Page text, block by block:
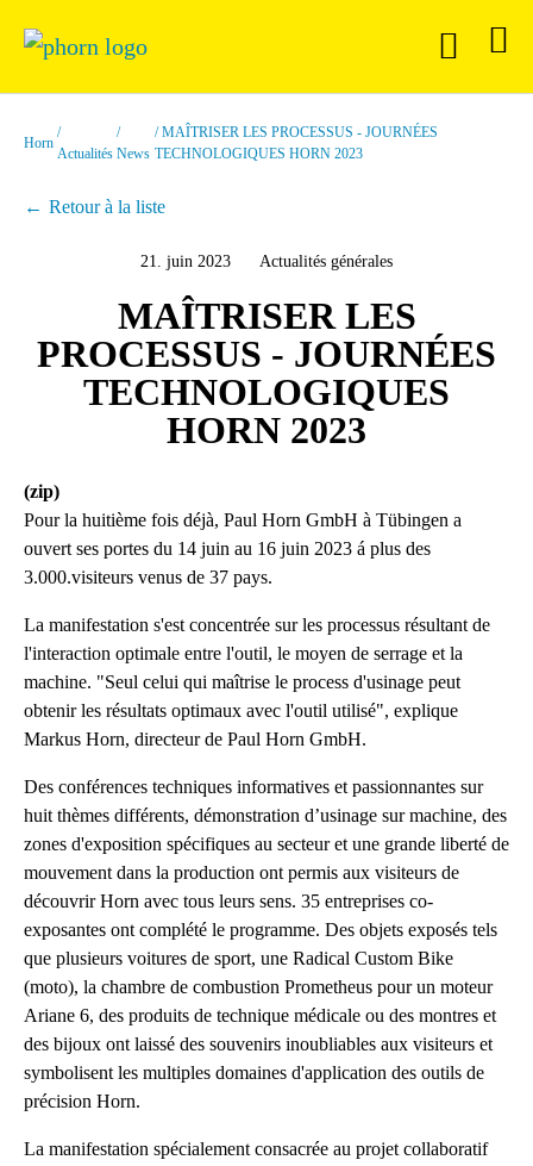
Horn
Actualités News
MAÎTRISER LES PROCESSUS - JOURNÉES
TECHNOLOGIQUES HORN 2023
Retour à la liste
21. juin 2023 Actualités générales
MAÎTRISER LES
PROCESSUS - JOURNÉES
TECHNOLOGIQUES
HORN 2023
(zip)
Pour la huitième fois déjà, Paul Horn GmbH à Tübingen a
ouvert ses portes du 14 juin au 16 juin 2023 á plus des
3.000.visiteurs venus de 37 pays.
La manifestation s'est concentrée sur les processus résultant de
l'interaction optimale entre l'outil, le moyen de serrage et la
machine. "Seul celui qui maîtrise le process d'usinage peut
obtenir les résultats optimaux avec l'outil utilisé", explique
Markus Horn, directeur de Paul Horn GmbH.
Des conférences techniques informatives et passionnantes sur
huit thèmes différents, démonstration d’usinage sur machine, des
zones d'exposition spécifiques au secteur et une grande liberté de
mouvement dans la production ont permis aux visiteurs de
découvrir Horn avec tous leurs sens. 35 entreprises co-
exposantes ont complété le programme. Des objets exposés tels
que plusieurs voitures de sport, une Radical Custom Bike
(moto), la chambre de combustion Prometheus pour un moteur
Ariane 6, des produits de technique médicale ou des montres et
des bijoux ont laissé des souvenirs inoubliables aux visiteurs et
symbolisent les multiples domaines d'application des outils de
précision Horn.
La manifestation spécialement consacrée au projet collaboratif